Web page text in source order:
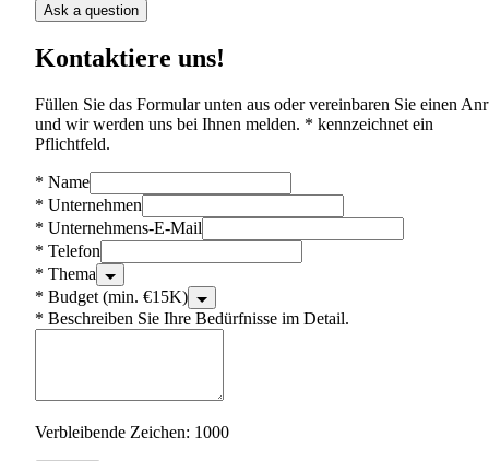
Ask a question
Kontaktiere uns!
Füllen Sie das Formular unten aus oder vereinbaren Sie einen
und wir werden uns bei Ihnen melden. * kennzeichnet ein
Pflichtfeld.
* Name
* Unternehmen
* Unternehmens-E-Mail
* Telefon
* Thema
* Budget (min. €15K)
* Beschreiben Sie Ihre Bedürfnisse im Detail.
Verbleibende Zeichen: 1000